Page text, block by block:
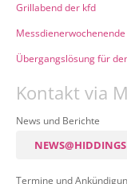
Grillabend der kfd
Übergangslösung für
Kontakt via
News und Berichte
Termine und